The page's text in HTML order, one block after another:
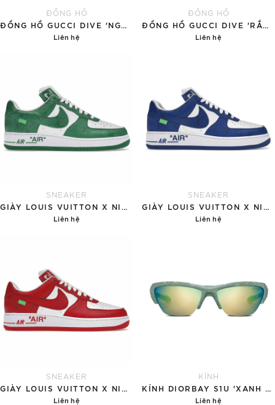
ĐỒNG HỒ
Liên hệ
ĐỒNG HỒ
Liên hệ
SNEAKER
Liên hệ
SNEAKER
Liên hệ
SNEAKER
Liên hệ
KÍNH
Liên hệ